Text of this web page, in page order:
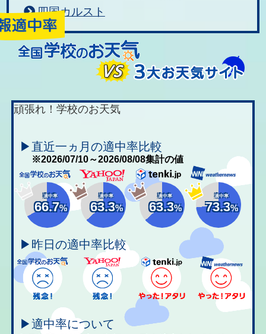
四国カルスト
頑張れ！学校のお天気
▶直近一ヵ月の適中率比較
※2026/07/10～2026/08/08集計の値
適中率
66.7%
適中率
63.3%
適中率
63.3%
適中率
73.3%
▶昨日の適中率比較
▶適中率について